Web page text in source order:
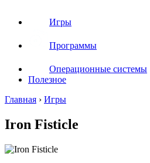
Игры
Программы
Операционные системы
Полезное
Главная › Игры
Iron Fisticle